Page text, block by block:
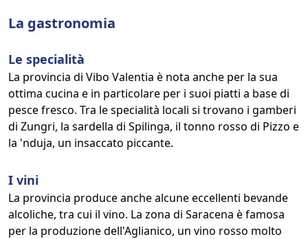
La gastronomia
Le specialità
La provincia di Vibo Valentia è nota anche per la sua
ottima cucina e in particolare per i suoi piatti a base di
pesce fresco. Tra le specialità locali si trovano i gamberi
di Zungri, la sardella di Spilinga, il tonno rosso di Pizzo e
la 'nduja, un insaccato piccante.
I vini
La provincia produce anche alcune eccellenti bevande
alcoliche, tra cui il vino. La zona di Saracena è famosa
per la produzione dell'Aglianico, un vino rosso molto